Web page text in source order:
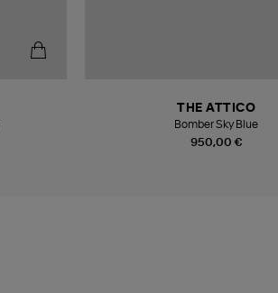
950,00 €
THE ATTICO
Bomber Sky Blue